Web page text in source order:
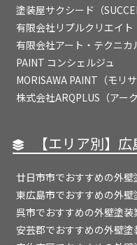
塗装屋サクシード（
有限会社リプルクリエイト
有限会社アート・テクニカ
PAINT コンシェルジュ
MORISAWA PAINT（モリ
株式会社ARQPLUS（アーク
【エリア別】
廿日市市でおすすめの外
東広島市でおすすめの外
呉市でおすすめの外壁塗装
安芸郡でおすすめの外壁塗